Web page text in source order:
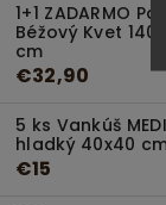
1+1 ZADARMO
Béžový Kvet
cm
€32,90
5 ks Vankúš
hladký 40x40
€15